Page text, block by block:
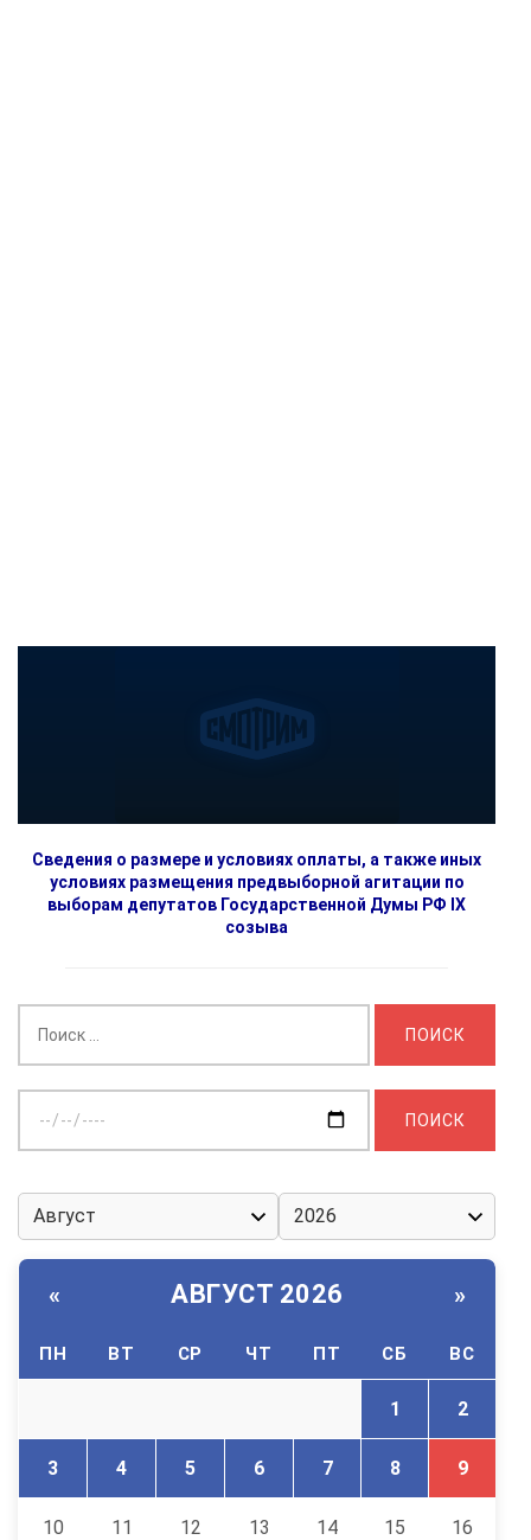
Сведения о размере и условиях оплаты, а также иных
условиях размещения предвыборной агитации по
выборам депутатов Государственной Думы РФ IX
созыва
дату:
« АВГУСТ 2026 »
ПН ВТ СР ЧТ ПТ СБ ВС
1 2
3 4 5 6 7 8 9
10 11 12 13 14 15 16